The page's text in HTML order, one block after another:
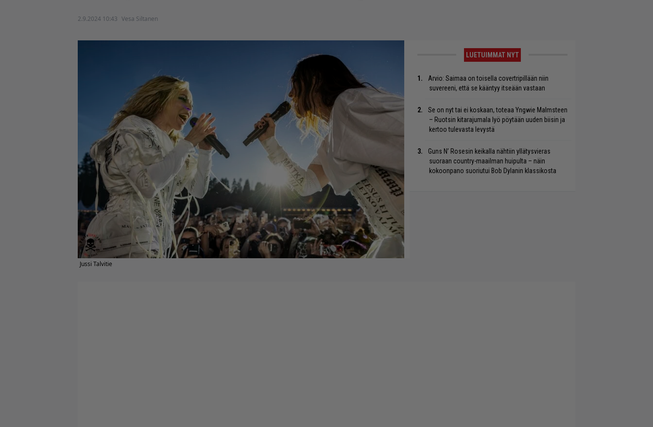
2.9.2024 10:43 Vesa Siltanen
Jussi Talvitie
LUETUIMMAT NYT
Arvio: Saimaa on toisella covertripillään niin
suvereeni, että se kääntyy itseään vastaan
Se on nyt tai ei koskaan, toteaa Yngwie Malmsteen
– Ruotsin kitarajumala lyö pöytään uuden biisin ja
kertoo tulevasta levystä
Guns N’ Rosesin keikalla nähtiin yllätysvieras
suoraan country-maailman huipulta – näin
kokoonpano suoriutui Bob Dylanin klassikosta